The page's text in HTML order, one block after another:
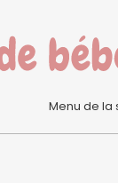
Menu de la